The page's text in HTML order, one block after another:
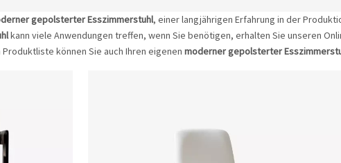
gepolsterter Esszimmerstuhl, einer langjährigen Erfahrung in der
kann viele Anwendungen treffen, wenn Sie benötigen, erhalten Sie unseren
können Sie auch Ihren eigenen moderner gepolsterter